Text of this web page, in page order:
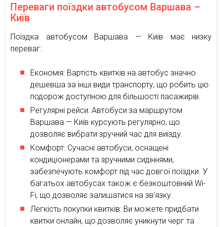
Переваги поїздки автобусом Варшава –
Київ
Поїздка автобусом Варшава — Київ має низку
переваг:
Економія: Вартість квитків на автобус значно
дешевша за інші види транспорту, що робить цю
подорож доступною для більшості пасажирів.
Регулярні рейси: Автобуси за маршрутом
Варшава — Київ курсують регулярно, що
дозволяє вибрати зручний час для виїзду.
Комфорт: Сучасні автобуси, оснащені
кондиціонерами та зручними сидіннями,
забезпечують комфорт під час довгої поїздки. У
багатьох автобусах також є безкоштовний Wi-
Fi, що дозволяє залишатися на зв’язку.
Легкість покупки квитків: Ви можете придбати
квитки онлайн, що дозволяє уникнути черг та